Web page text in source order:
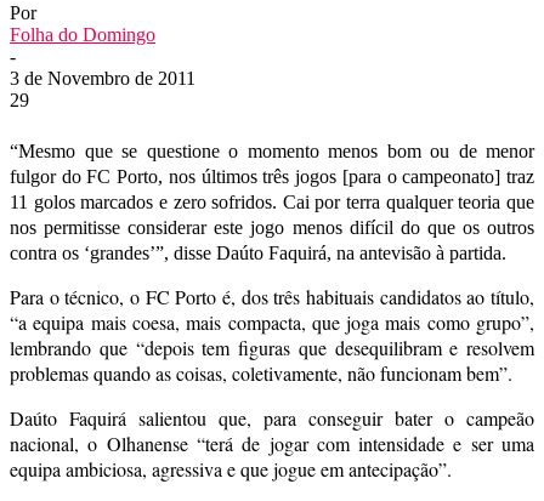
Por
Folha do Domingo
-
3 de Novembro de 2011
29
“Mesmo que se questione o momento menos bom ou de menor
fulgor do FC Porto, nos últimos três jogos [para o campeonato] traz
11 golos marcados e zero sofridos. Cai por terra qualquer teoria que
nos permitisse considerar este jogo menos difícil do que os outros
contra os ‘grandes’”, disse Daúto Faquirá, na antevisão à partida.
Para o técnico, o FC Porto é, dos três habituais candidatos ao título,
“a equipa mais coesa, mais compacta, que joga mais como grupo”,
lembrando que “depois tem figuras que desequilibram e resolvem
problemas quando as coisas, coletivamente, não funcionam bem”.
Daúto Faquirá salientou que, para conseguir bater o campeão
nacional, o Olhanense “terá de jogar com intensidade e ser uma
equipa ambiciosa, agressiva e que jogue em antecipação”.